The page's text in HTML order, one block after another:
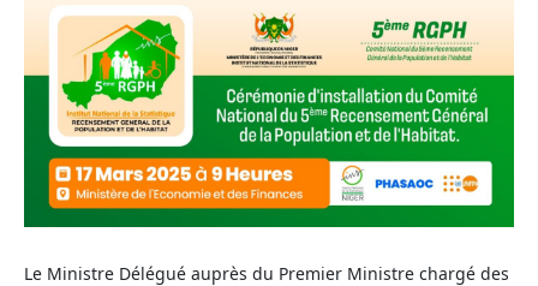
Le Ministre Délégué auprès du Premier Ministre chargé des